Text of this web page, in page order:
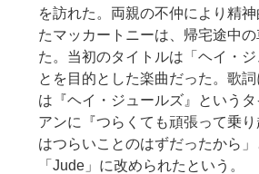
を訪れた。両親の不仲により精
たマッカートニーは、帰宅途中
た。当初のタイトルは「ヘイ・
とを目的とした楽曲だった。歌
は『ヘイ・ジュールズ』という
アンに『つらくても頑張って乗
はつらいことのはずだったから
「Jude」に改められたという。